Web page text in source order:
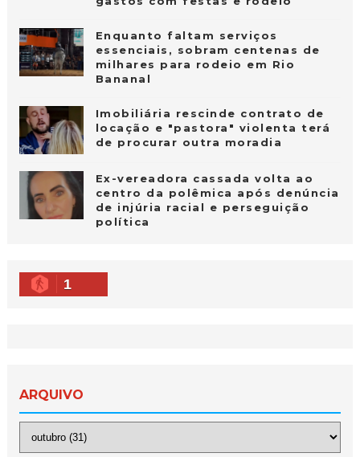
Enquanto faltam serviços
essenciais, sobram centenas de
milhares para rodeio em Rio
Bananal
Imobiliária rescinde contrato de
locação e "pastora" violenta terá
de procurar outra moradia
Ex-vereadora cassada volta ao
centro da polêmica após denúncia
de injúria racial e perseguição
política
1
ARQUIVO